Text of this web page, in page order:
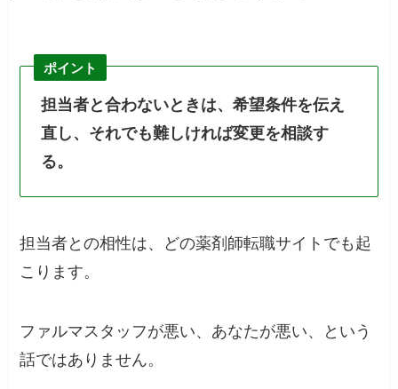
ポイント
担当者と合わないときは、希望条件を伝え
直し、それでも難しければ変更を相談す
る。
担当者との相性は、どの薬剤師転職サイトでも起
こります。
ファルマスタッフが悪い、あなたが悪い、という
話ではありません。